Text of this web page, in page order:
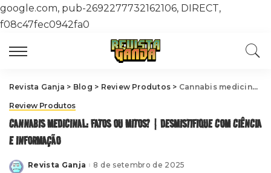
google.com, pub-2692277732162106, DIRECT,
f08c47fec0942fa0
Revista Ganja > Blog > Review Produtos > Cannabis medicinal: fatos ou mitos? | Desmistifique com Ciência e Informação
Review Produtos
CANNABIS MEDICINAL: FATOS OU MITOS? | DESMISTIFIQUE COM CIÊNCIA
E INFORMAÇÃO
Posted
Revista Ganja 8 de setembro de 2025